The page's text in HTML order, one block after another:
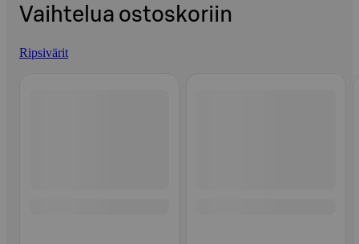
Vaihtelua ostoskoriin
Ripsivärit